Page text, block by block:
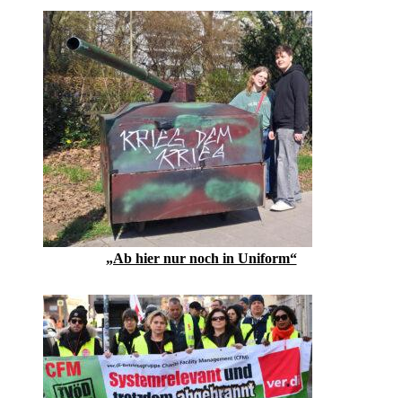
„Ab hier nur noch in Uniform“